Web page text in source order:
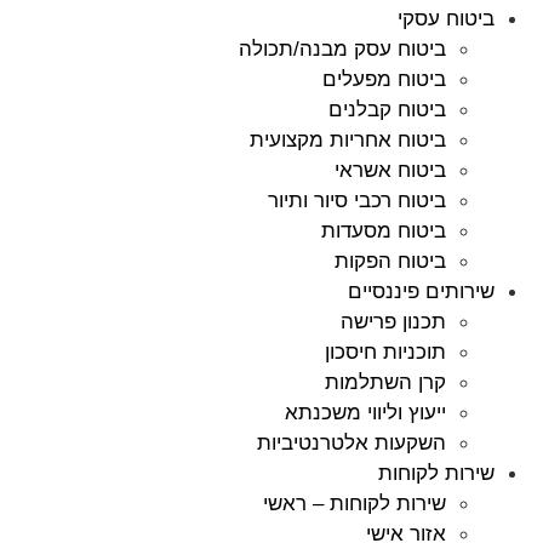
ביטוח עסקי
ביטוח עסק מבנה/תכולה
ביטוח מפעלים
ביטוח קבלנים
ביטוח אחריות מקצועית
ביטוח אשראי
ביטוח רכבי סיור ותיור
ביטוח מסעדות
ביטוח הפקות
שירותים פיננסיים
תכנון פרישה
תוכניות חיסכון
קרן השתלמות
ייעוץ וליווי משכנתא
השקעות אלטרנטיביות
שירות לקוחות
שירות לקוחות – ראשי
אזור אישי